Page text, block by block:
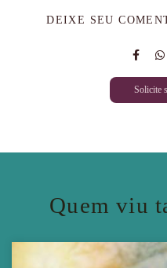
DEIXE SEU
Solicite
Quem viu